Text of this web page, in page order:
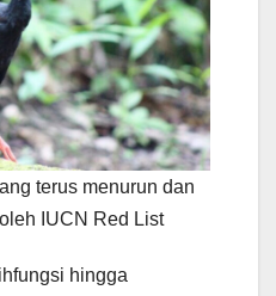
terus menurun dan
IUCN Red List
hingga